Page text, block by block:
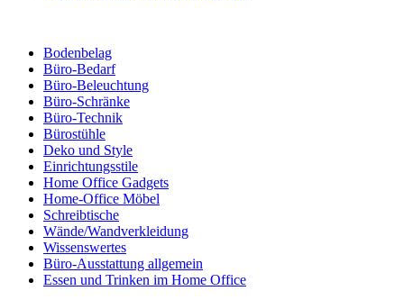
Bodenbelag
Büro-Bedarf
Büro-Beleuchtung
Büro-Schränke
Büro-Technik
Bürostühle
Deko und Style
Einrichtungsstile
Home Office Gadgets
Home-Office Möbel
Schreibtische
Wände/Wandverkleidung
Wissenswertes
Büro-Ausstattung allgemein
Essen und Trinken im Home Office